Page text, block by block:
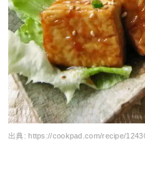
出典: https://cookpad.com/recipe/